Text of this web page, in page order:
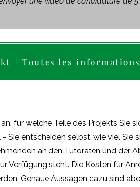
- Toutes les
für welche Teile des Projekts Sie
entscheiden selbst, wie viel Sie
an den Tutoraten und der
Verfügung steht. Die Kosten für
Genaue Aussagen dazu sind